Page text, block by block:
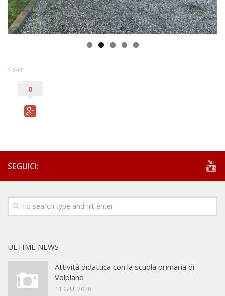
SHARE
0
SEGUICI:
ULTIME NEWS
Attività didattica con la scuola primaria di
Volpiano
11 GIU, 2026